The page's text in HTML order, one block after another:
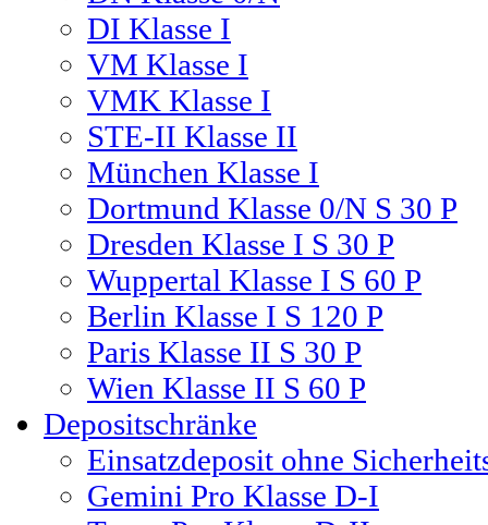
DI Klasse I
VM Klasse I
VMK Klasse I
STE-II Klasse II
München Klasse I
Dortmund Klasse 0/N S 30 P
Dresden Klasse I S 30 P
Wuppertal Klasse I S 60 P
Berlin Klasse I S 120 P
Paris Klasse II S 30 P
Wien Klasse II S 60 P
Depositschränke
Einsatzdeposit ohne
Gemini Pro Klasse D-I